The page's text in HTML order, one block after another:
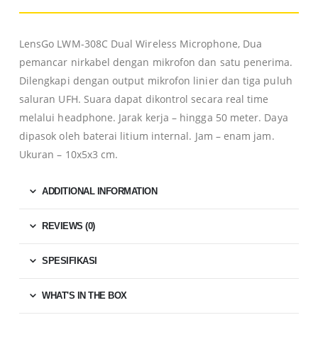
LensGo LWM-308C Dual Wireless Microphone, Dua
pemancar nirkabel dengan mikrofon dan satu penerima.
Dilengkapi dengan output mikrofon linier dan tiga puluh
saluran UFH. Suara dapat dikontrol secara real time
melalui headphone. Jarak kerja – hingga 50 meter. Daya
dipasok oleh baterai litium internal. Jam – enam jam.
Ukuran – 10x5x3 cm.
ADDITIONAL INFORMATION
REVIEWS (0)
SPESIFIKASI
WHAT'S IN THE BOX